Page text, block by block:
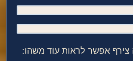
צירף אפשר לראות עוד משהו: